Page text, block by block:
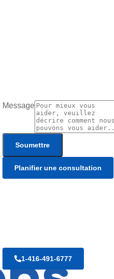
Message
Soumettre
Planifier une consultation
1-416-491-6777